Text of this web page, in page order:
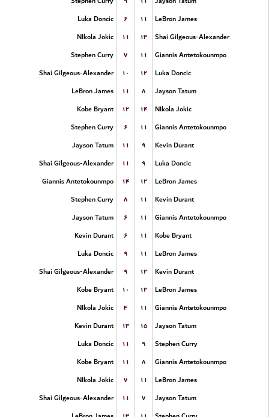
Luka Doncic
۶ ۱۱
LeBron James
NIkola Jokic
۱۱ ۱۳
Shai Gilgeous-Alexander
Stephen Curry
۷ ۱۱
Giannis Antetokounmpo
Shai Gilgeous-Alexander
۱۰ ۱۲
Luka Doncic
LeBron James
۱۱ ۸
Jayson Tatum
Kobe Bryant
۱۲ ۱۴
NIkola Jokic
Stephen Curry
۶ ۱۱
Giannis Antetokounmpo
Jayson Tatum
۱۱ ۹
Kevin Durant
Shai Gilgeous-Alexander
۱۱ ۹
Luka Doncic
Giannis Antetokounmpo
۱۴ ۱۲
LeBron James
Stephen Curry
۸ ۱۱
Kevin Durant
Jayson Tatum
۶ ۱۱
Giannis Antetokounmpo
Kevin Durant
۶ ۱۱
Kobe Bryant
Luka Doncic
۹ ۱۱
LeBron James
Shai Gilgeous-Alexander
۹ ۱۲
Kevin Durant
Kobe Bryant
۱۰ ۱۲
LeBron James
NIkola Jokic
۴ ۱۱
Giannis Antetokounmpo
Kevin Durant
۱۳ ۱۵
Jayson Tatum
Luka Doncic
۱۱ ۹
Stephen Curry
Kobe Bryant
۱۱ ۸
Giannis Antetokounmpo
NIkola Jokic
۷ ۱۱
LeBron James
Shai Gilgeous-Alexander
۱۱ ۷
Jayson Tatum